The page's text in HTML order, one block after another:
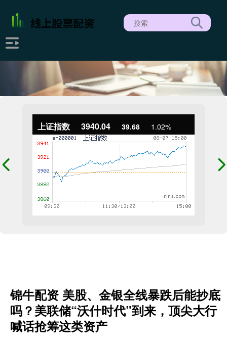
上证指数 3940.04 39.68 1.02%
锦牛配资 美股、金银全线暴跌后能抄底
吗？美联储“沃什时代”到来，顶尖大行
喊话抢筹这类资产